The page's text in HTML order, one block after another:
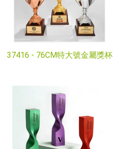
37416 - 76CM特大號金屬獎杯